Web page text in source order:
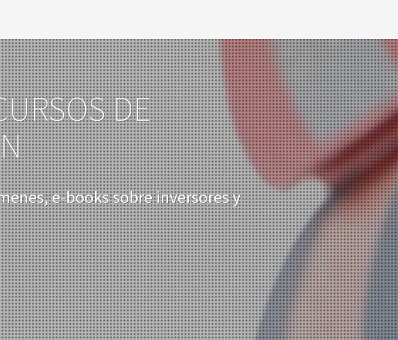
DE
e-books sobre inversores y